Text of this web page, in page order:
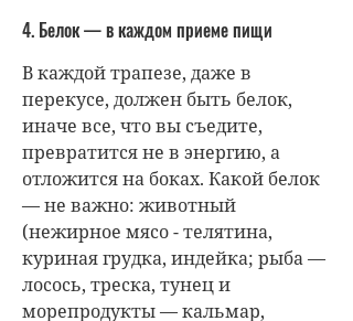
4. Белок — в каждом приеме пищи
В каждой трапезе, даже в
перекусе, должен быть белок,
иначе все, что вы съедите,
превратится не в энергию, а
отложится на боках. Какой белок
— не важно: животный
(нежирное мясо - телятина,
куриная грудка, индейка; рыба —
лосось, треска, тунец и
морепродукты — кальмар,